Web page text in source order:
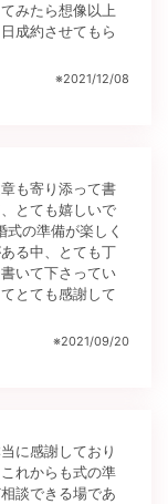
みたら想像以上
成約させてもら
※2021/12/08
も寄り添って書
とても嬉しいで
の準備が楽しく
る中、とても丁
いて下さってい
とても感謝して
※2021/09/20
に感謝しており
れからも式の準
談できる場であ